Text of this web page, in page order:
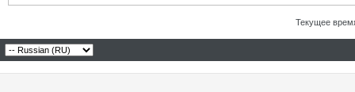
Текущее